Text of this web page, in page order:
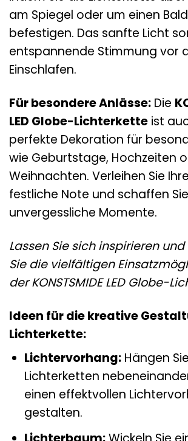
am Spiegel oder um einen
befestigen. Das sanfte Licht
entspannende Stimmung vor
Einschlafen.
Für besondere Anlässe: Die
LED Globe-Lichterkette ist
perfekte Dekoration für
wie Geburtstage, Hochzeiten
Weihnachten. Verleihen Sie
festliche Note und schaffen Sie
unvergessliche Momente.
Lassen Sie sich inspirieren
Sie die vielfältigen
der KONSTSMIDE LED Globe-
Ideen für die kreative
Lichterkette:
Lichtervorhang:Hängen
Lichterketten
einen effektvollen
gestalten.